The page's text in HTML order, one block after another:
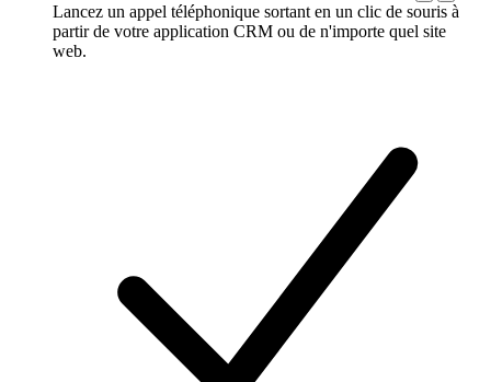
Lancez un appel téléphonique sortant en un clic de souris à
partir de votre application CRM ou de n'importe quel site
web.